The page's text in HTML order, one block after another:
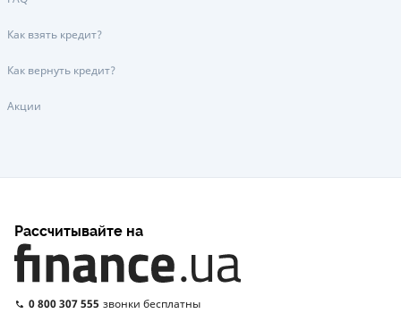
Как взять кредит?
Как вернуть кредит?
Акции
Рассчитывайте на
0 800 307 555 звонки бесплатны